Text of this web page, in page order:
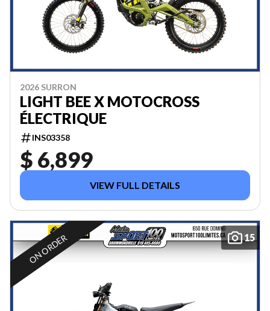
2026 SURRON
LIGHT BEE X MOTOCROSS
ÉLECTRIQUE
INS03358
$ 6,899
VIEW FULL DETAILS
15
ON ORDER